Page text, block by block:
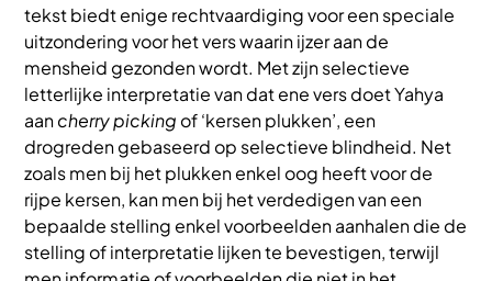
tekst biedt enige rechtvaardiging voor een speciale
uitzondering voor het vers waarin ijzer aan de
mensheid gezonden wordt. Met zijn selectieve
letterlijke interpretatie van dat ene vers doet Yahya
aancherry picking of ‘kersen plukken’, een
drogreden gebaseerd op selectieve blindheid. Net
zoals men bij het plukken enkel oog heeft voor de
rijpe kersen, kan men bij het verdedigen van een
bepaalde stelling enkel voorbeelden aanhalen die de
stelling of interpretatie lijken te bevestigen, terwijl